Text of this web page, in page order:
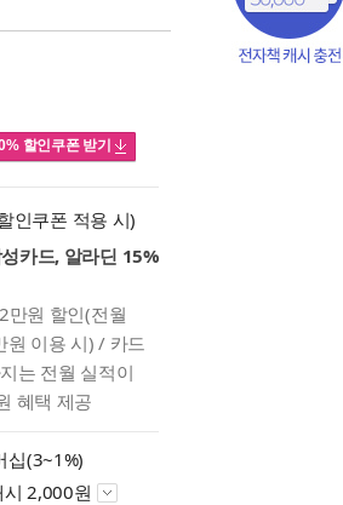
할인쿠폰 받기
인쿠폰 적용 시)
카드, 알라딘 15%
만원 할인(전월
이용 시) / 카드
는 전월 실적이
혜택 제공
십(3~1%)
2,000원